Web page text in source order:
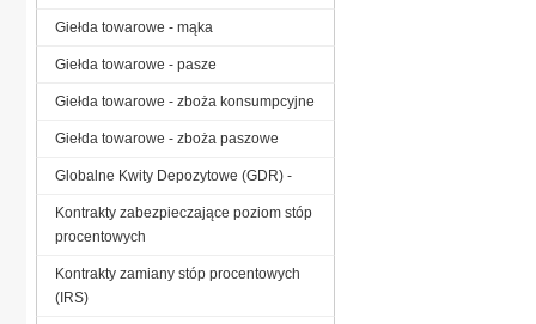
Giełda towarowe - mąka
Giełda towarowe - pasze
Giełda towarowe - zboża konsumpcyjne
Giełda towarowe - zboża paszowe
Globalne Kwity Depozytowe (GDR) -
Kontrakty zabezpieczające poziom stóp
procentowych
Kontrakty zamiany stóp procentowych
(IRS)